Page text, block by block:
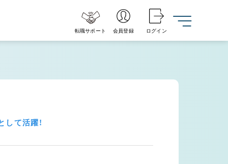
転職サポート 会員登録 ログイン
て活躍！